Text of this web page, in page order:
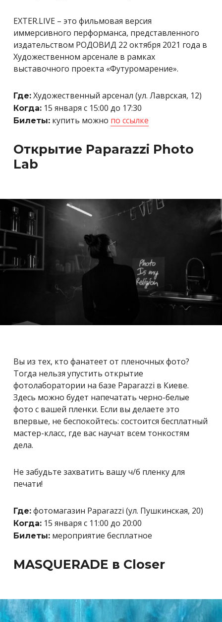
EXTER.LIVE – это фильмовая версия
иммерсивного перформанса, представленного
издательством РОДОВИД 22 октября 2021 года в
Художественном арсенале в рамках
выставочного проекта «Футуромарение».
Где: Художественный арсенал (ул. Лаврская, 12)
Когда: 15 января с 15:00 до 17:30
Билеты: купить можно по ссылке
Открытие Paparazzi Photo
Lab
Вы из тех, кто фанатеет от пленочных фото?
Тогда нельзя упустить открытие
фотолаборатории на базе Paparazzi в Киеве.
Здесь можно будет напечатать черно-белые
фото с вашей пленки. Если вы делаете это
впервые, не беспокойтесь: состоится бесплатный
мастер-класс, где вас научат всем тонкостям
дела.
Не забудьте захватить вашу ч/б пленку для
печати!
Где: фотомагазин Paparazzi (ул. Пушкинская, 20)
Когда: 15 января с 11:00 до 20:00
Билеты: мероприятие бесплатное
MASQUERADE в Closer